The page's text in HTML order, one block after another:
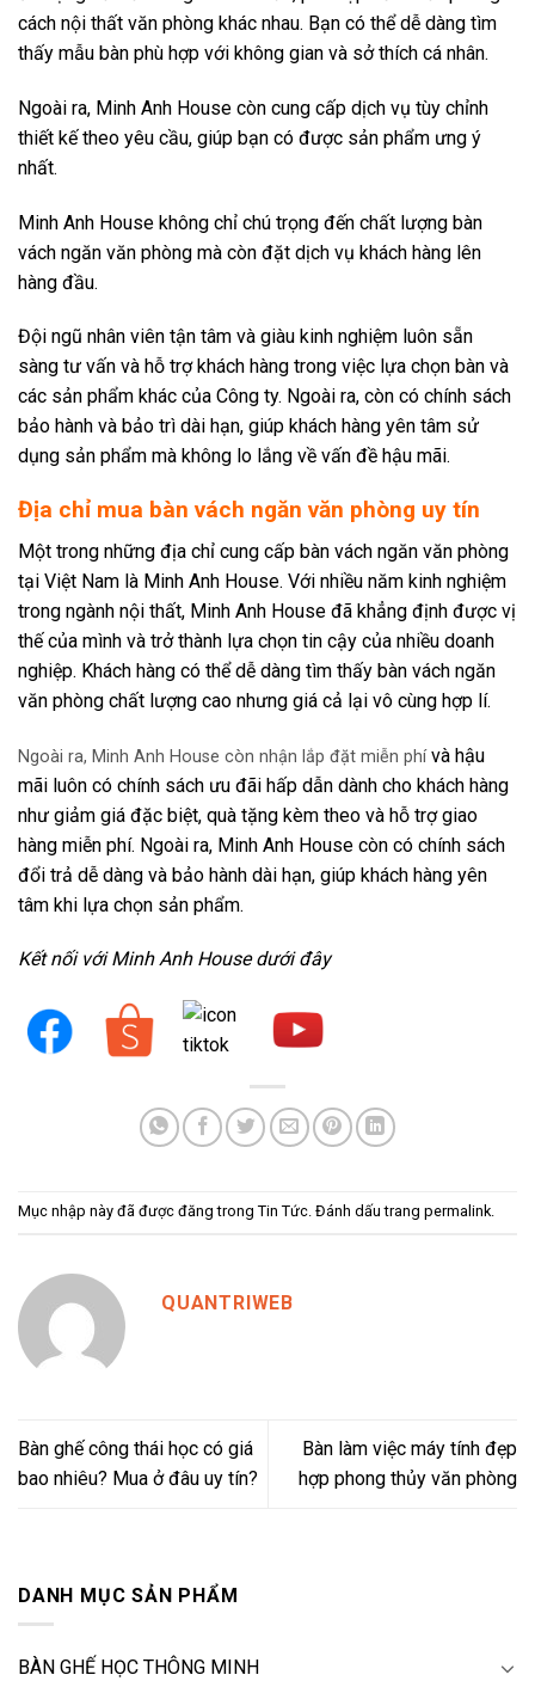
cách nội thất văn phòng khác nhau. Bạn có thể dễ dàng tìm
thấy mẫu bàn phù hợp với không gian và sở thích cá nhân.
Ngoài ra, Minh Anh House còn cung cấp dịch vụ tùy chỉnh
thiết kế theo yêu cầu, giúp bạn có được sản phẩm ưng ý
nhất.
Minh Anh House không chỉ chú trọng đến chất lượng bàn
vách ngăn văn phòng mà còn đặt dịch vụ khách hàng lên
hàng đầu.
Đội ngũ nhân viên tận tâm và giàu kinh nghiệm luôn sẵn
sàng tư vấn và hỗ trợ khách hàng trong việc lựa chọn bàn và
các sản phẩm khác của Công ty. Ngoài ra, còn có chính sách
bảo hành và bảo trì dài hạn, giúp khách hàng yên tâm sử
dụng sản phẩm mà không lo lắng về vấn đề hậu mãi.
Địa chỉ mua bàn vách ngăn văn phòng uy tín
Một trong những địa chỉ cung cấp bàn vách ngăn văn phòng
tại Việt Nam là Minh Anh House. Với nhiều năm kinh nghiệm
trong ngành nội thất, Minh Anh House đã khẳng định được vị
thế của mình và trở thành lựa chọn tin cậy của nhiều doanh
nghiệp. Khách hàng có thể dễ dàng tìm thấy bàn vách ngăn
văn phòng chất lượng cao nhưng giá cả lại vô cùng hợp lí.
Ngoài ra, Minh Anh House còn nhận lắp đặt miễn phívà hậu
mãi luôn có chính sách ưu đãi hấp dẫn dành cho khách hàng
như giảm giá đặc biệt, quà tặng kèm theo và hỗ trợ giao
hàng miễn phí. Ngoài ra, Minh Anh House còn có chính sách
đổi trả dễ dàng và bảo hành dài hạn, giúp khách hàng yên
tâm khi lựa chọn sản phẩm.
Kết nối với Minh Anh House dưới đây
Mục nhập này đã được đăng trong Tin Tức. Đánh dấu trang permalink.
QUANTRIWEB
Bàn ghế công thái học có giá
bao nhiêu? Mua ở đâu uy tín?
Bàn làm việc máy tính đẹp
hợp phong thủy văn phòng
DANH MỤC SẢN PHẨM
BÀN GHẾ HỌC THÔNG MINH